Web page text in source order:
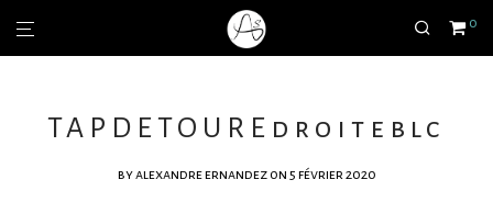
0
TAPDETOUREdroiteblc
byalexandre ernandez on 5 février 2020